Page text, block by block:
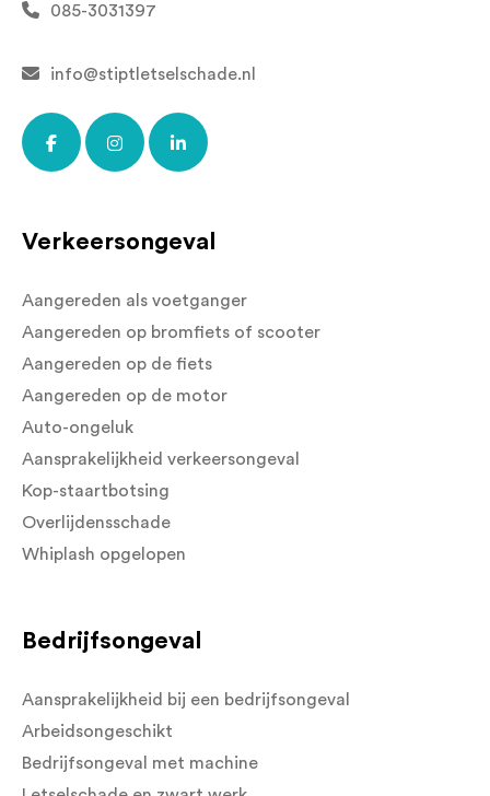
085-3031397
info@stiptletselschade.nl
Verkeersongeval
Aangereden als voetganger
Aangereden op bromfiets of scooter
Aangereden op de fiets
Aangereden op de motor
Auto-ongeluk
Aansprakelijkheid verkeersongeval
Kop-staartbotsing
Overlijdensschade
Whiplash opgelopen
Bedrijfsongeval
Aansprakelijkheid bij een bedrijfsongeval
Arbeidsongeschikt
Bedrijfsongeval met machine